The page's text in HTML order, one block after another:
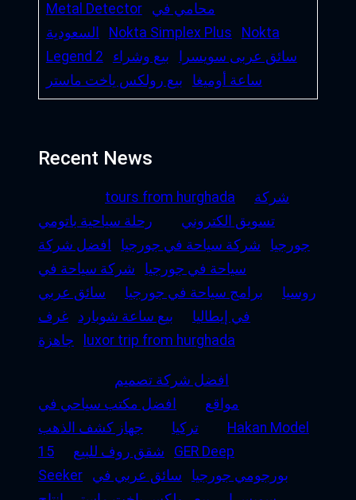
Metal Detector
محامي في
السعودية
Nokta Simplex Plus
Nokta
Legend 2
سائق عربى سويسرا
بيع وشراء
ساعة أوميغا
بيع رولكس ياخت ماستر
Recent News
tours from hurghada
شركة
تسويق الكتروني
رحلة سياحية باتومي
جورجيا
شركة سياحة في جورجيا
افضل شركة
سياحة في جورجيا
شركة سياحة في
روسيا
برامج سياحة في جورجيا
سائق عربي
في إيطاليا
بيع ساعة شوبارد
غرف
جاهزة
luxor trip from hurghada
افضل شركة تصميم
مواقع
افضل مكتب سياحي في
تركيا
جهاز كشف الذهب
Hakan Model
15
شقق روف للبيع
GER Deep
Seeker
بورجومي جورجيا
سائق عربي في